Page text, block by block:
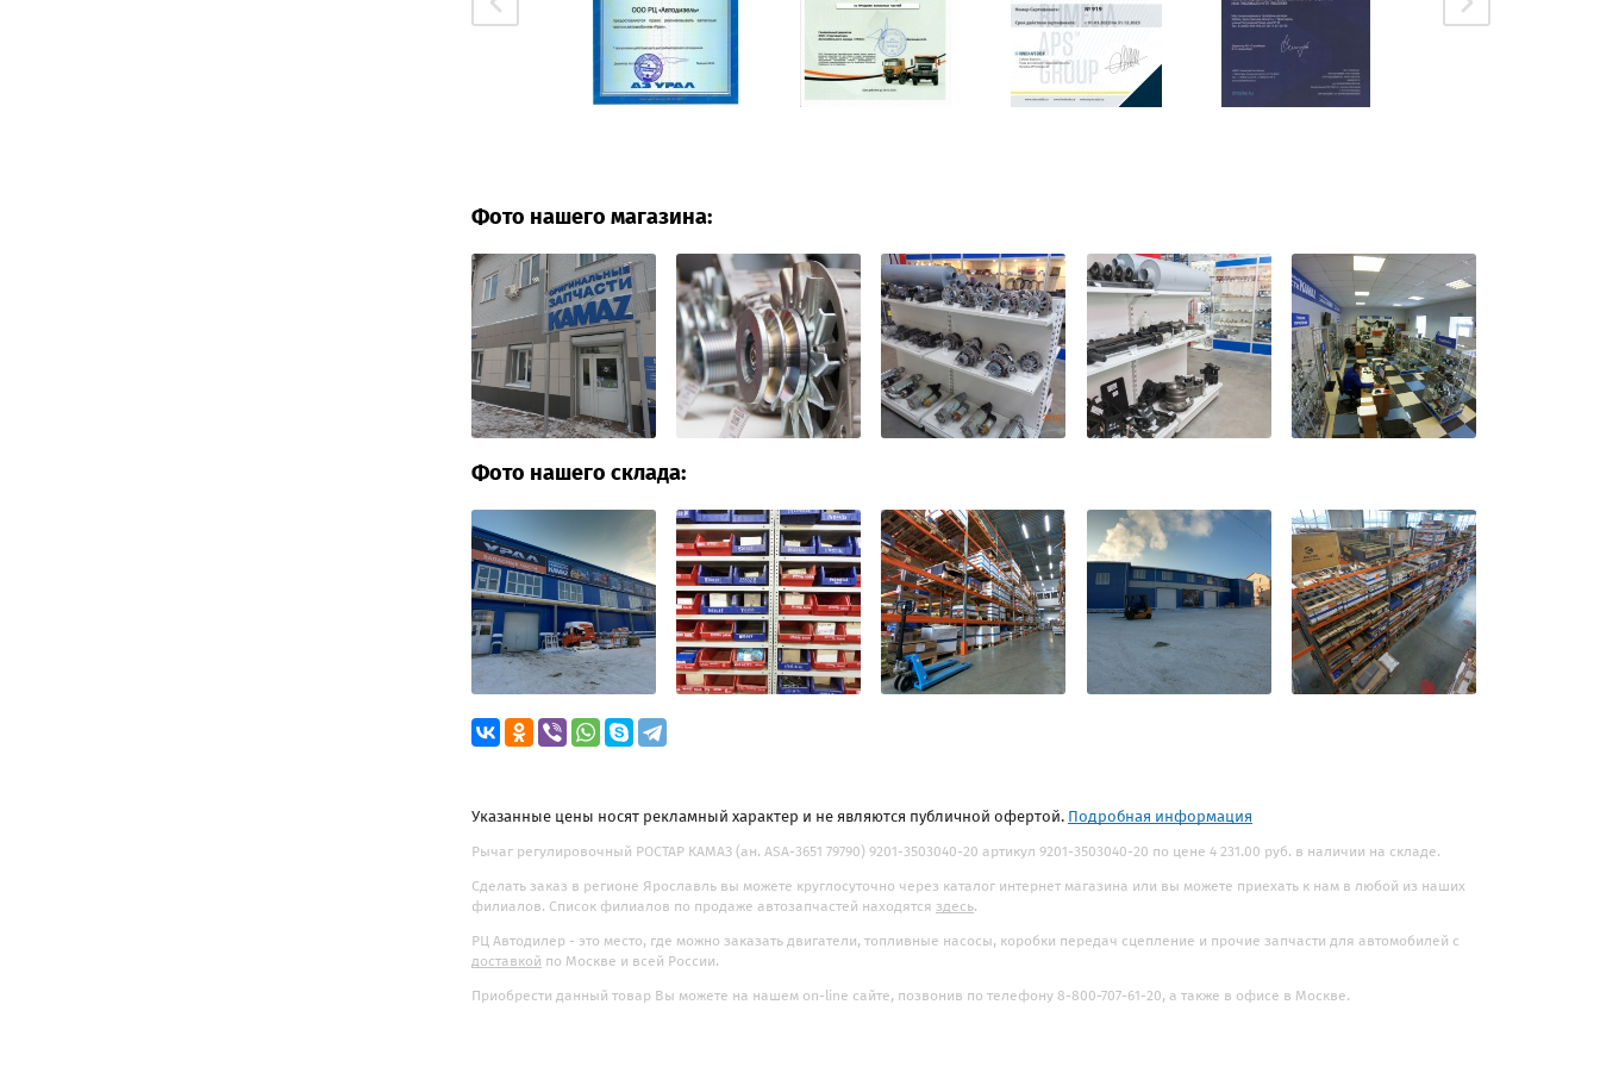
Фото нашего магазина:
Фото нашего склада:
Указанные цены носят рекламный характер и не являются публичной офертой. Подробная информация
Рычаг регулировочный РОСТАР КАМАЗ (ан. ASA-3651 79790) 9201-3503040-20 артикул 9201-3503040-20 по цене 4 231.00 руб. в наличии на складе.
Сделать заказ в регионе Ярославль вы можете круглосуточно через каталог интернет магазина или вы можете приехать к нам в любой из наших
филиалов. Список филиалов по продаже автозапчастей находятся здесь.
РЦ Автодилер - это место, где можно заказать двигатели, топливные насосы, коробки передач сцепление и прочие запчасти для автомобилей с
доставкой по Москве и всей России.
Приобрести данный товар Вы можете на нашем on-line сайте, позвонив по телефону 8-800-707-61-20, а также в офисе в Москве.